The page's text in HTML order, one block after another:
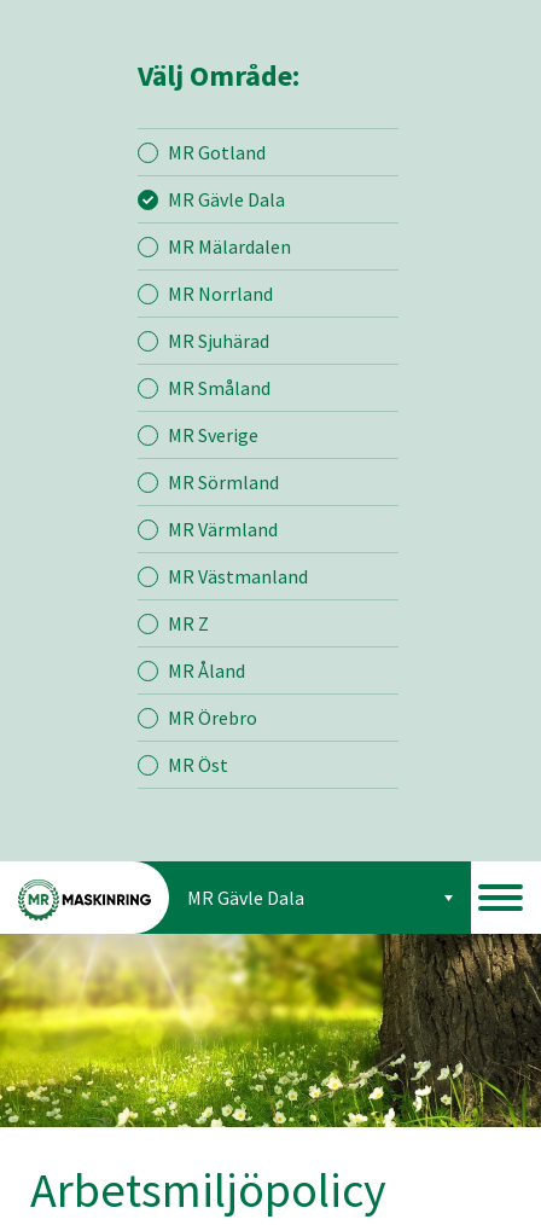
Mina sidor
MR Gävle Dala
Entreprenad
Bemanning
Välj Område:
MR Gotland
MR Gävle Dala
MR Mälardalen
MR Norrland
MR Sjuhärad
MR Småland
MR Sverige
MR Sörmland
MR Värmland
MR Västmanland
MR Z
MR Åland
MR Örebro
MR Öst
MR Gävle Dala
Arbetsmiljöpolicy